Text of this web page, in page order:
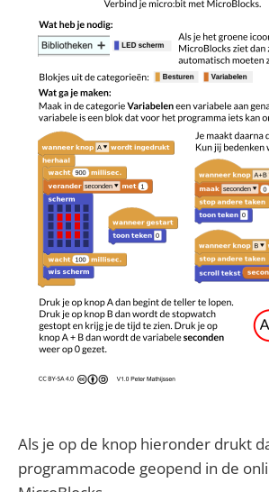
Als je op de knop hieronder drukt
programmacode geopend in de